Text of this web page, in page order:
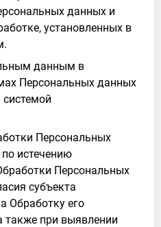
данных и
установленных в
данным в
Персональных данных
Персональных
истечению
Персональных
субъекта
Обработку его
также при выявлении